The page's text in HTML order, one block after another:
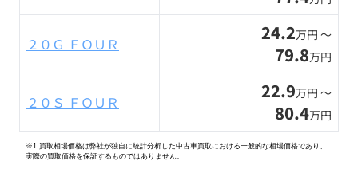
２０Ｇ ＦＯＵＲ 24.2万円 〜
79.8万円
２０Ｓ ＦＯＵＲ 22.9万円 〜
80.4万円
※1 買取相場価格は弊社が独自に統計分析した中古車買取における一般的な相場価格であり、
実際の買取価格を保証するものではありません。